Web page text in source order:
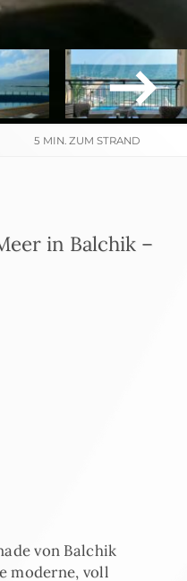
5 MIN. ZUM STRAND
in Balchik –
von Balchik
moderne, voll